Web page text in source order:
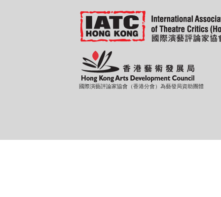
國際演藝評論家協會（香港分會）為藝發局資助團體